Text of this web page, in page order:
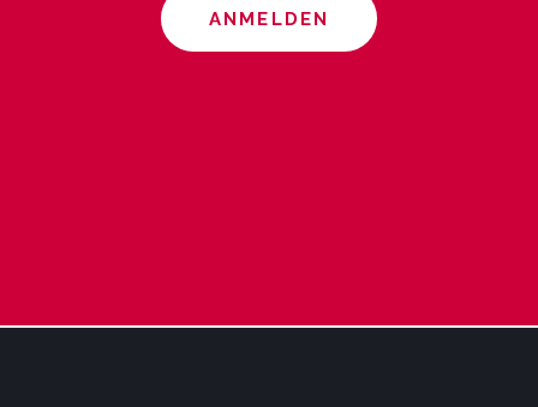
ANMELDEN